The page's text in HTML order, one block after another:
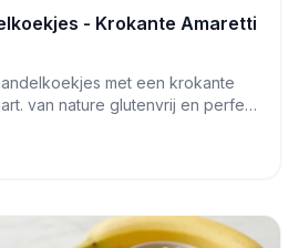
- Krokante Amaretti
met een krokante
van nature glutenvrij en perfect